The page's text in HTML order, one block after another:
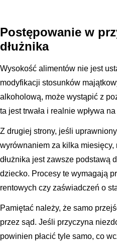
Postępowanie w
dłużnika
Wysokość alimentów nie jest
modyfikacji stosunków
alkoholową, może wystąpić z
ta jest trwała i realnie wpływa
Z drugiej strony, jeśli
wyrównaniem za kilka
dłużnika jest zawsze podstawą
dziecko. Procesy te wymagają
rentowych czy zaświadczeń o
Pamiętać należy, że samo
przez sąd. Jeśli przyczyna
powinien płacić tyle samo, co